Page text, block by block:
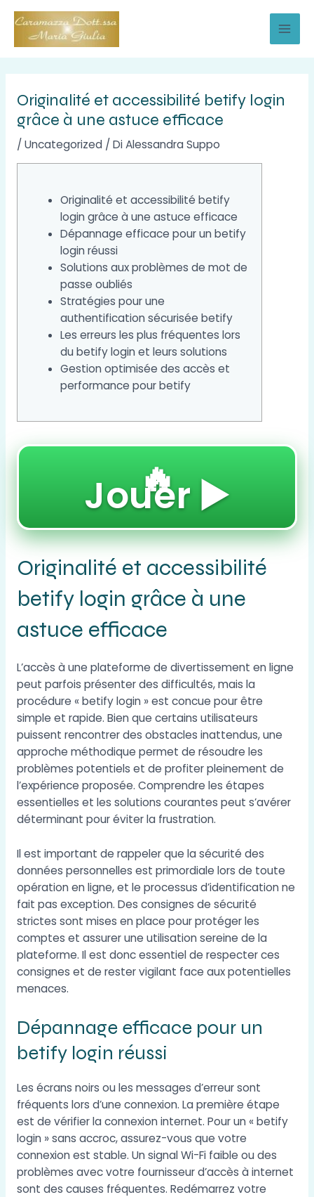
contenuto
Originalité et accessibilité betify login
grâce à une astuce efficace
/ Uncategorized/ DiAlessandra Suppo
Originalité et accessibilité betify
login grâce à une astuce efficace
Dépannage efficace pour un betify
login réussi
Solutions aux problèmes de mot de
passe oubliés
Stratégies pour une
authentification sécurisée betify
Les erreurs les plus fréquentes lors
du betify login et leurs solutions
Gestion optimisée des accès et
performance pour betify
🔥
Jouer ▶️
Originalité et accessibilité
betify login grâce à une
astuce efficace
L’accès à une plateforme de divertissement en ligne
peut parfois présenter des difficultés, mais la
procédure «betify login» est concue pour être
simple et rapide. Bien que certains utilisateurs
puissent rencontrer des obstacles inattendus, une
approche méthodique permet de résoudre les
problèmes potentiels et de profiter pleinement de
l’expérience proposée. Comprendre les étapes
essentielles et les solutions courantes peut s’avérer
déterminant pour éviter la frustration.
Il est important de rappeler que la sécurité des
données personnelles est primordiale lors de toute
opération en ligne, et le processus d’identification ne
fait pas exception. Des consignes de sécurité
strictes sont mises en place pour protéger les
comptes et assurer une utilisation sereine de la
plateforme. Il est donc essentiel de respecter ces
consignes et de rester vigilant face aux potentielles
menaces.
Dépannage efficace pour un
betify login réussi
Les écrans noirs ou les messages d’erreur sont
fréquents lors d’une connexion. La première étape
est de vérifier la connexion internet. Pour un « betify
login » sans accroc, assurez-vous que votre
connexion est stable. Un signal Wi-Fi faible ou des
problèmes avec votre fournisseur d’accès à internet
sont des causes fréquentes. Redémarrez votre